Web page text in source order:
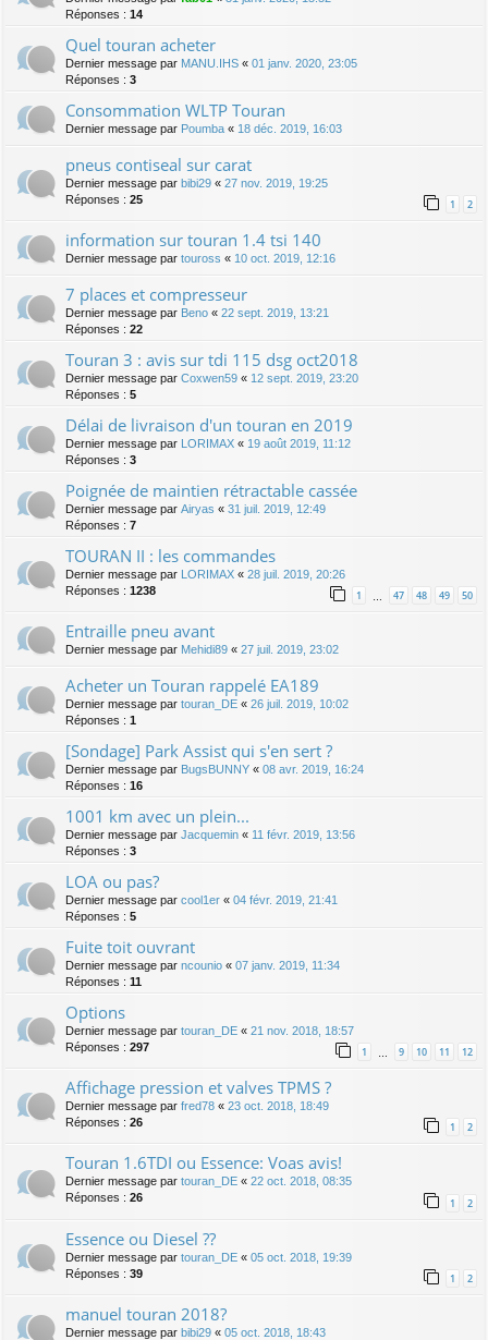
Réponses : 14
Quel touran acheter
Dernier message par MANU.IHS « 01 janv. 2020, 23:05
Réponses : 3
Consommation WLTP Touran
Dernier message par Poumba « 18 déc. 2019, 16:03
pneus contiseal sur carat
Dernier message par bibi29 « 27 nov. 2019, 19:25
Réponses : 25 1 2
information sur touran 1.4 tsi 140
Dernier message par touross « 10 oct. 2019, 12:16
7 places et compresseur
Dernier message par Beno « 22 sept. 2019, 13:21
Réponses : 22
Touran 3 : avis sur tdi 115 dsg oct2018
Dernier message par Coxwen59 « 12 sept. 2019, 23:20
Réponses : 5
Délai de livraison d'un touran en 2019
Dernier message par LORIMAX « 19 août 2019, 11:12
Réponses : 3
Poignée de maintien rétractable cassée
Dernier message par Airyas « 31 juil. 2019, 12:49
Réponses : 7
TOURAN II : les commandes
Dernier message par LORIMAX « 28 juil. 2019, 20:26
Réponses : 1238 1 … 47 48 49 50
Entraille pneu avant
Dernier message par Mehidi89 « 27 juil. 2019, 23:02
Acheter un Touran rappelé EA189
Dernier message par touran_DE « 26 juil. 2019, 10:02
Réponses : 1
[Sondage] Park Assist qui s'en sert ?
Dernier message par BugsBUNNY « 08 avr. 2019, 16:24
Réponses : 16
1001 km avec un plein...
Dernier message par Jacquemin « 11 févr. 2019, 13:56
Réponses : 3
LOA ou pas?
Dernier message par cool1er « 04 févr. 2019, 21:41
Réponses : 5
Fuite toit ouvrant
Dernier message par ncounio « 07 janv. 2019, 11:34
Réponses : 11
Options
Dernier message par touran_DE « 21 nov. 2018, 18:57
Réponses : 297 1 … 9 10 11 12
Affichage pression et valves TPMS ?
Dernier message par fred78 « 23 oct. 2018, 18:49
Réponses : 26 1 2
Touran 1.6TDI ou Essence: Voas avis!
Dernier message par touran_DE « 22 oct. 2018, 08:35
Réponses : 26 1 2
Essence ou Diesel ??
Dernier message par touran_DE « 05 oct. 2018, 19:39
Réponses : 39 1 2
manuel touran 2018?
Dernier message par bibi29 « 05 oct. 2018, 18:43